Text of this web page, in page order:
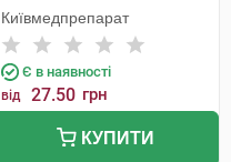
Київмедпрепарат
Є в наявності
від 27.50 грн
КУПИТИ